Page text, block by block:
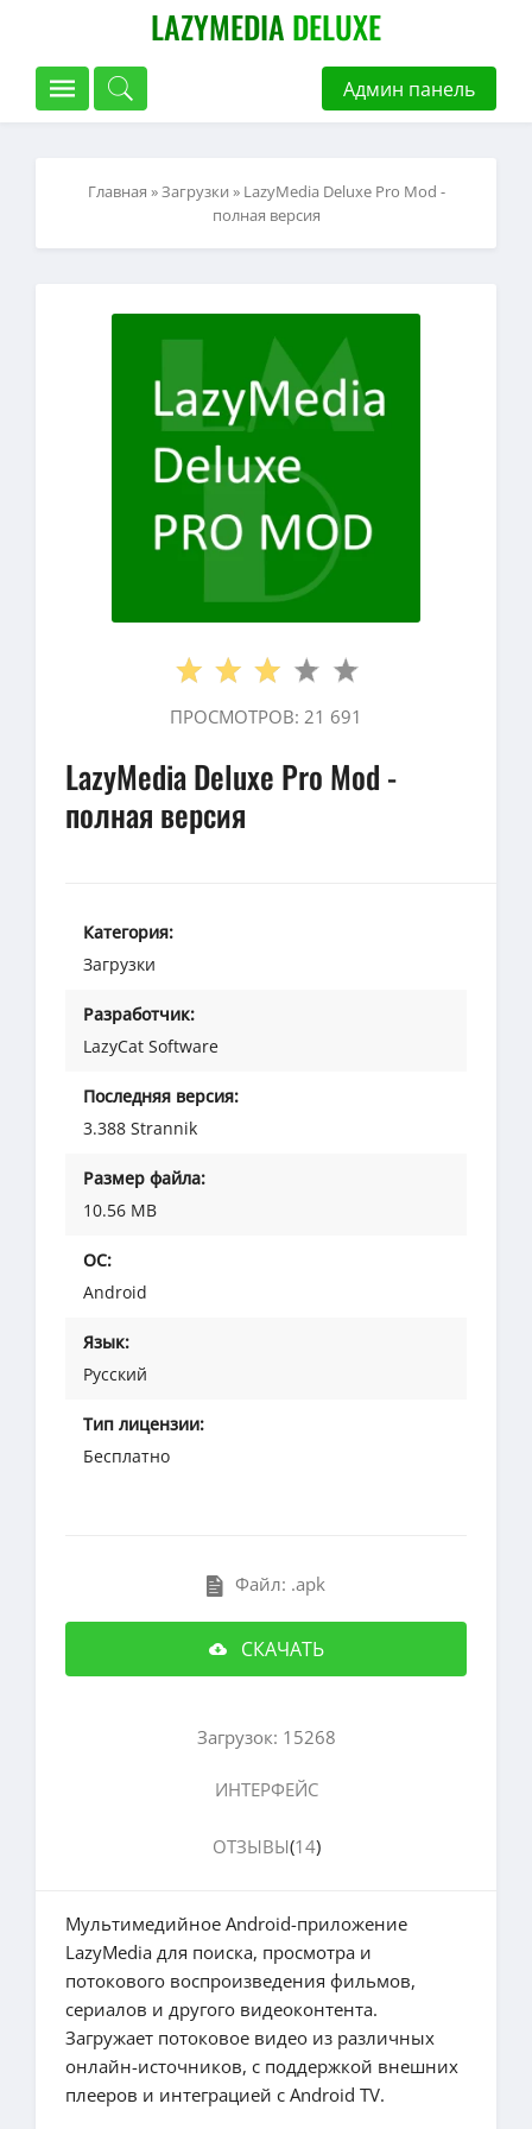
LAZYMEDIA DELUXE
Админ панель
Главная »Загрузки » LazyMedia Deluxe Pro Mod -
полная версия
ПРОСМОТРОВ: 21 691
LazyMedia Deluxe Pro Mod -
полная версия
Категория:
Загрузки
Разработчик:
LazyCat Software
Последняя версия:
3.388 Strannik
Размер файла:
10.56 MB
ОС:
Android
Язык:
Русский
Тип лицензии:
Бесплатно
Файл: .apk
СКАЧАТЬ
Загрузок: 15268
ИНТЕРФЕЙС
ОТЗЫВЫ(14)
Мультимедийное Android-приложение
LazyMedia для поиска, просмотра и
потокового воспроизведения фильмов,
сериалов и другого видеоконтента.
Загружает потоковое видео из различных
онлайн-источников, с поддержкой внешних
плееров и интеграцией с Android TV.